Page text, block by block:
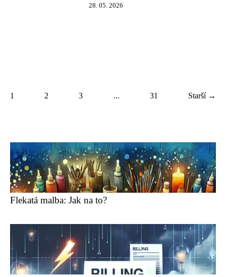
28. 05. 2026
1 2 3 ... 31 Starší →
Flekatá malba: Jak na to?